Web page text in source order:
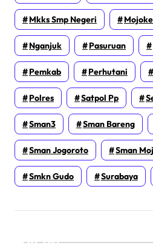
Mkks Smp Negeri
Nganjuk Pasuruan
Pemkab Perhutani
Polres Satpol Pp
Sman3 Sman Bareng
Sman Jogoroto Sman
Smkn Gudo Surabaya
Cari